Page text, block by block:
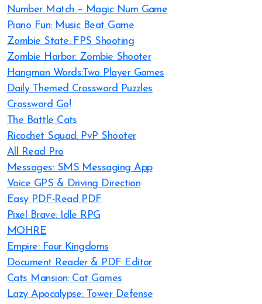
Number Match – Magic Num Game
Piano Fun: Music Beat Game
Zombie State: FPS Shooting
Zombie Harbor: Zombie Shooter
Hangman Words:Two Player Games
Daily Themed Crossword Puzzles
Crossword Go!
The Battle Cats
Ricochet Squad: PvP Shooter
All Read Pro
Messages: SMS Messaging App
Voice GPS & Driving Direction
Easy PDF-Read PDF
Pixel Brave: Idle RPG
MOHRE
Empire: Four Kingdoms
Document Reader & PDF Editor
Cats Mansion: Cat Games
Lazy Apocalypse: Tower Defense